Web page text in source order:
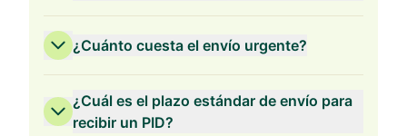
¿Cuánto cuesta el envío urgente?
¿Cuál es el plazo estándar de envío para
recibir un PID?